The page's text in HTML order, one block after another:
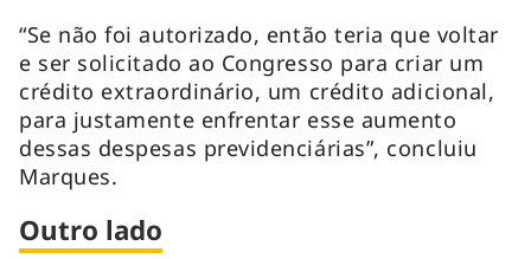
“Se não foi autorizado, então teria que voltar
e ser solicitado ao Congresso para criar um
crédito extraordinário, um crédito adicional,
para justamente enfrentar esse aumento
dessas despesas previdenciárias”, concluiu
Marques.
Outro lado